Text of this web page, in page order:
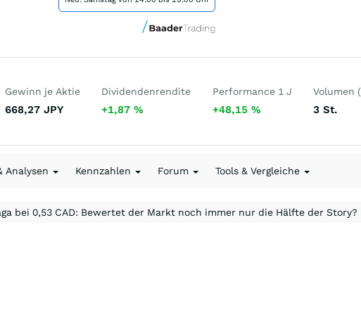
Gewinn je Aktie
668,27 JPY
Dividendenrendite
+1,87 %
Performance 1 J
+48,15 %
Volumen
3 St.
Analysen Kennzahlen Forum Tools & Vergleiche
bei 0,53 CAD: Bewertet der Markt noch immer nur die Hälfte der Story?